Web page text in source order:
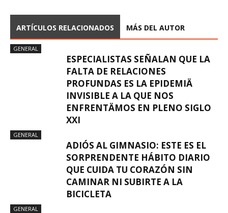
ARTÍCULOS RELACIONADOS MÁS DEL AUTOR
GENERAL
ESPECIALISTAS SEÑALAN QUE LA
FALTA DE RELACIONES
PROFUNDAS ES LA EPIDEMIÄ
INVISIBLE A LA QUE NOS
ENFRENTÄMOS EN PLENO SIGLO
XXI
GENERAL
ADIÓS AL GIMNASIO: ESTE ES EL
SORPRENDENTE HÁBITO DIARIO
QUE CUIDA TU CORAZÓN SIN
CAMINAR NI SUBIRTE A LA
BICICLETA
GENERAL